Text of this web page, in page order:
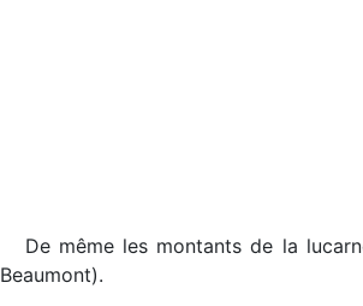
De même les montants de la
Beaumont).